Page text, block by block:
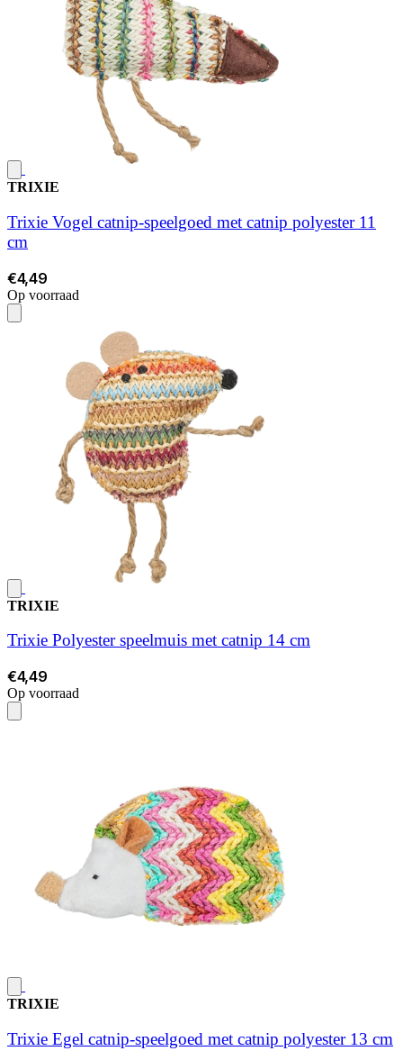
TRIXIE
Trixie Vogel catnip-speelgoed met catnip polyester 11
cm
€4,49
Op voorraad
TRIXIE
Trixie Polyester speelmuis met catnip 14 cm
€4,49
Op voorraad
TRIXIE
Trixie Egel catnip-speelgoed met catnip polyester 13 cm